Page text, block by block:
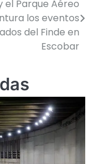
el Parque Aéreo
los eventos
del Finde en
Escobar